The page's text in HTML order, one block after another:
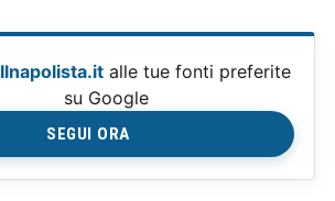
Ilnapolista.it alle tue fonti preferite
su Google
SEGUI ORA